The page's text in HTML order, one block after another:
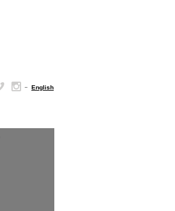
– English